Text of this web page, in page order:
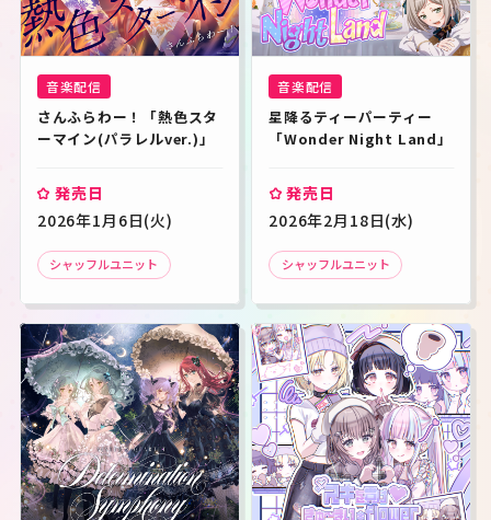
音楽配信
さんふらわー！「熱色スタ
ーマイン(パラレルver.)」
発売日
2026年1月6日(火)
シャッフルユニット
音楽配信
星降るティーパーティー
「Wonder Night Land」
発売日
2026年2月18日(水)
シャッフルユニット